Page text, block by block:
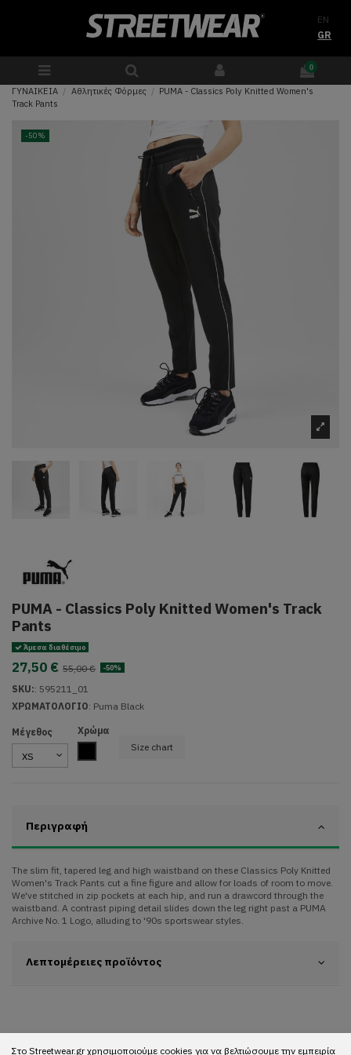
EN
GR
0
ΓΥΝΑΙΚΕΙΑ Αθλητικές Φόρμες
PUMA - Classics Poly Knitted Women's
Track Pants
-50%
PUMA - Classics Poly Knitted Women's Track
Pants
Άμεσα διαθέσιμο
27,50 € 55,00 € -50%
SKU:: 595211_01
ΧΡΩΜΑΤΟΛΟΓΙΟ: Puma Black
Μέγεθος
Χρώμα
Size chart
Περιγραφή
The slim fit, tapered leg and high waistband on these Classics Poly Knitted
Women's Track Pants cut a fine figure and allow for loads of room to move.
We've stitched in zip pockets at each hip, and run a drawcord through the
waistband. A contrast piping detail slides down the leg right past a PUMA
Archive No. 1 Logo, alluding to '90s sportswear styles.
Λεπτομέρειες προϊόντος
Στο Streetwear.gr χρησιμοποιούμε cookies για να βελτιώσουμε την εμπειρία